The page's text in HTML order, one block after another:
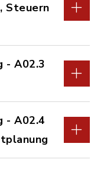
Steuern
- A02.3
- A02.4